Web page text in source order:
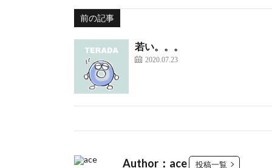
前の記事
若い。。。
2020.07.23
Author：ace 投稿一覧